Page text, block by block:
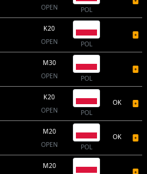
OPEN
POL
K20
OPEN
POL
M30
OPEN
POL
K20
OPEN
POL
OK
M20
OPEN
POL
OK
M20